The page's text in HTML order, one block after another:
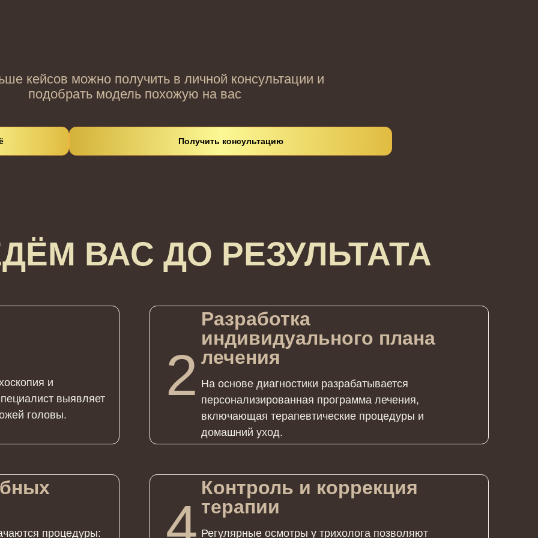
кейсов можно получить в личной консультации и
подобрать модель похожую на вас
Получить консультацию
ВАС ДО РЕЗУЛЬТАТА
и
выявляет
головы.
2
Разработка
индивидуального плана
лечения
На основе диагностики разрабатывается
персонализированная программа лечения,
включающая терапевтические процедуры и
домашний уход.
процедуры:
Контроль и коррекция
терапии
Регулярные осмотры у трихолога позволяют